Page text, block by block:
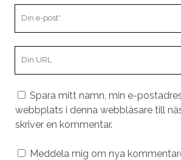
Spara mitt namn, min e-
webbplats i denna webbläsare till
skriver en kommentar.
Meddela mig om nya